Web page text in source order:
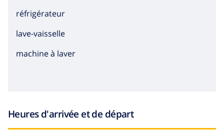
réfrigérateur
lave-vaisselle
machine à laver
Heures d'arrivée et de départ